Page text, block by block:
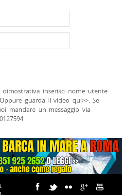
inserisci nome utente
guarda il video qui>>. Se
mandare un messaggio via